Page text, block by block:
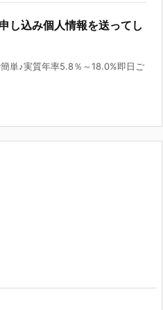
し込み個人情報を送ってし
単♪実質年率5.8％～18.0%即日ご